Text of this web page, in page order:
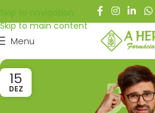
Skip to navigation
Skip to main content
Menu
15
DEZ